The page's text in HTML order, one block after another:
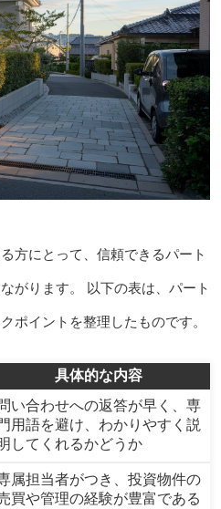
方にとって、信頼できるパート
がります。 以下の表は、パート
ポイントを整理したものです。
具体的な内容
い合わせへの返答が早く、専
用語を避け、わかりやすく説
してくれるかどうか
属担当者がつき、投資物件の
買や管理の経験が豊富である